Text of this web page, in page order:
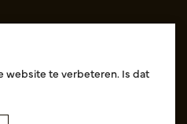
uur
website te verbeteren. Is dat